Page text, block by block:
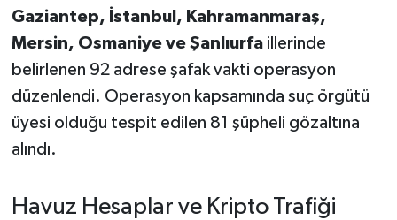
Gaziantep, İstanbul, Kahramanmaraş,
Mersin, Osmaniye ve Şanlıurfaillerinde
belirlenen 92 adrese şafak vakti operasyon
düzenlendi. Operasyon kapsamında suç örgütü
üyesi olduğu tespit edilen 81 şüpheli gözaltına
alındı.
Havuz Hesaplar ve Kripto Trafiği